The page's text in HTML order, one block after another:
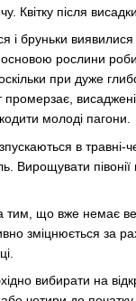
Квітку після
і бруньки
рослини
при дуже
молоді пагони.
в
Вирощувати
що вже немає
зміцнюється за
вибирати на